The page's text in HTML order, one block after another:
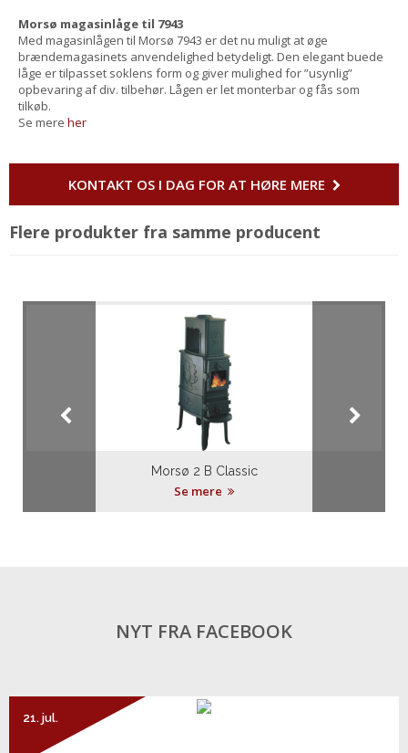
Morsø magasinlåge til 7943
Med magasinlågen til Morsø 7943 er det nu muligt at øge
brændemagasinets anvendelighed betydeligt. Den elegant buede
låge er tilpasset soklens form og giver mulighed for ”usynlig”
opbevaring af div. tilbehør. Lågen er let monterbar og fås som
tilkøb.
Se mere her
KONTAKT OS I DAG FOR AT HØRE MERE
Flere produkter fra samme producent
Morsø 2 B Classic
Se mere
NYT FRA FACEBOOK
21. jul.